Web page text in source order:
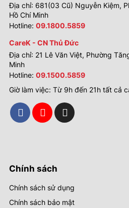
Địa chỉ: 681(03 Cũ) Nguyễn Kiệm,
Hồ Chí Minh
Hotline: 09.1800.5859
CareK - CN Thủ Đức
Địa chỉ: 21 Lê Văn Việt, Phường
Minh
Hotline: 09.1500.5859
Giờ làm việc: Từ 9h đến 21h tất cả
Chính sách
Chính sách sử dụng
Chính sách bảo mật